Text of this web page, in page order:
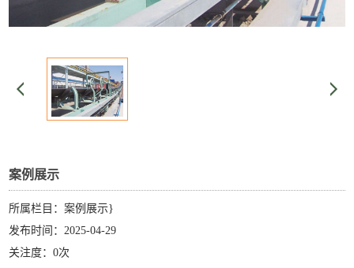
案例展示
所属栏目：案例展示}
发布时间：2025-04-29
关注度：0次